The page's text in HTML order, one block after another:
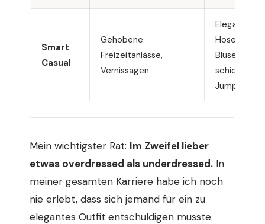
Smart
Casual
Gehobene
Freizeitanlässe,
Vernissagen
Elegante
Hose mit
Bluse,
schicker
Jumpsuit
Mein wichtigster Rat: Im Zweifel lieber
etwas overdressed als underdressed. In
meiner gesamten Karriere habe ich noch
nie erlebt, dass sich jemand für ein zu
elegantes Outfit entschuldigen musste.